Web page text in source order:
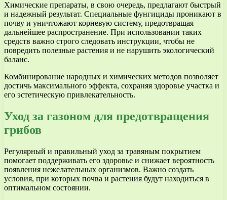
Химические препараты, в свою очередь, предлагают быстрый
и надежный результат. Специальные фунгициды проникают в
почву и уничтожают корневую систему, предотвращая
дальнейшее распространение. При использовании таких
средств важно строго следовать инструкции, чтобы не
повредить полезные растения и не нарушить экологический
баланс.
Комбинирование народных и химических методов позволяет
достичь максимального эффекта, сохраняя здоровье участка и
его эстетическую привлекательность.
Уход за газоном для предотвращения
грибов
Регулярный и правильный уход за травяным покрытием
помогает поддерживать его здоровье и снижает вероятность
появления нежелательных организмов. Важно создать
условия, при которых почва и растения будут находиться в
оптимальном состоянии.